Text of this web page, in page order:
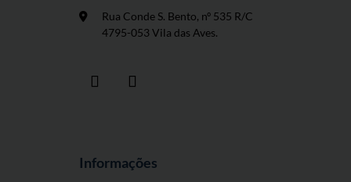
Rua Conde S. Bento, nº 535 R/C
4795-053 Vila das Aves.
Informações